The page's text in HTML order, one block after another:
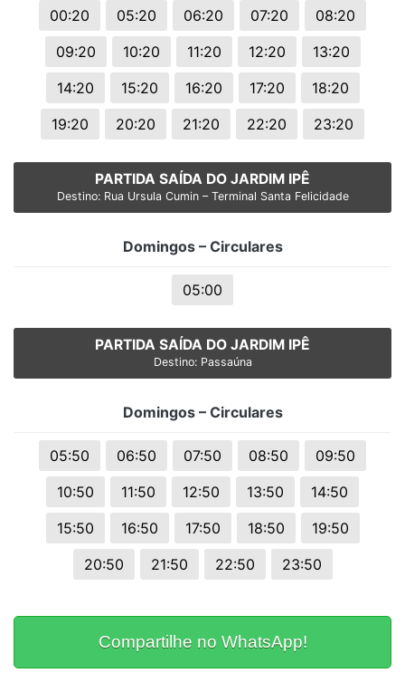
00:20 05:20 06:20 07:20
08:20
09:20
10:20 11:20 12:20
13:20
14:20
15:20 16:20 17:20
18:20
19:20
20:20 21:20 22:20 23:20
PARTIDA SAÍDA DO JARDIM IPÊ
Destino: Rua Ursula Cumin – Terminal Santa Felicidade
Domingos – Circulares
05:00
PARTIDA SAÍDA DO JARDIM IPÊ
Destino: Passaúna
Domingos – Circulares
05:50 06:50 07:50 08:50
09:50
10:50
11:50 12:50 13:50
14:50
15:50
16:50 17:50 18:50
19:50
20:50
21:50 22:50 23:50
Compartilhe no WhatsApp!